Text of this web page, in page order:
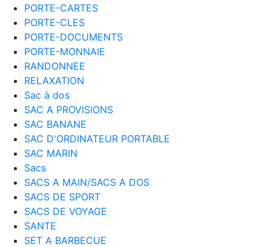
PORTE-CARTES
PORTE-CLES
PORTE-DOCUMENTS
PORTE-MONNAIE
RANDONNEE
RELAXATION
Sac à dos
SAC A PROVISIONS
SAC BANANE
SAC D'ORDINATEUR PORTABLE
SAC MARIN
Sacs
SACS A MAIN/SACS A DOS
SACS DE SPORT
SACS DE VOYAGE
SANTE
SET A BARBECUE